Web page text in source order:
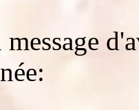
message